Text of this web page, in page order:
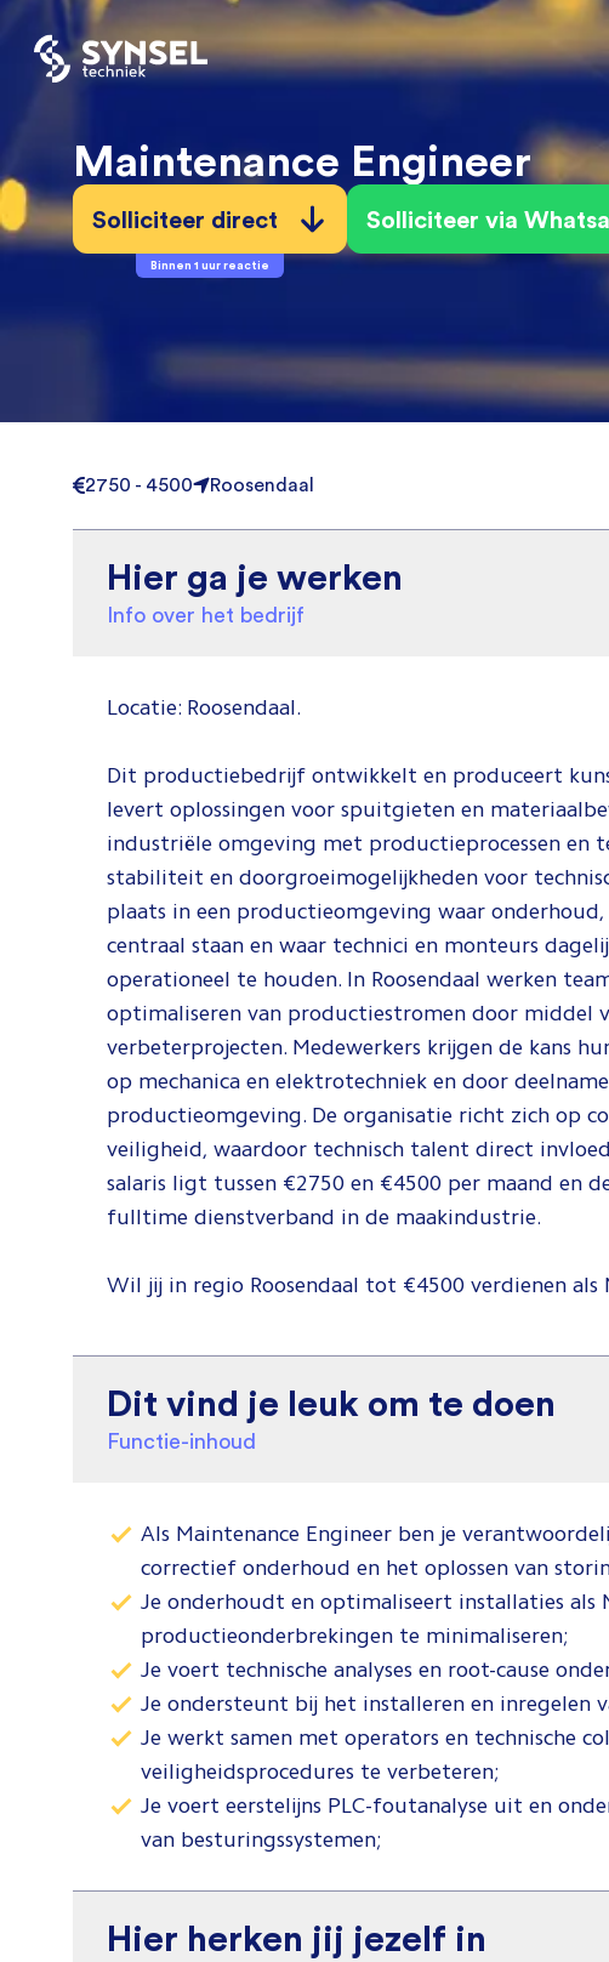
Maintenance Engineer
Solliciteer direct
Binnen 1 uur reactie
Solliciteer via
2750 - 4500 Roosendaal
Hier ga je werken
Info over het bedrijf
Locatie: Roosendaal.
Dit productiebedrijf ontwikkelt en produceert
levert oplossingen voor spuitgieten en
industriële omgeving met productieprocessen en
stabiliteit en doorgroeimogelijkheden voor
plaats in een productieomgeving waar
centraal staan en waar technici en monteurs
operationeel te houden. In Roosendaal werken
optimaliseren van productiestromen door middel
verbeterprojecten. Medewerkers krijgen de kans
op mechanica en elektrotechniek en door
productieomgeving. De organisatie richt zich op
veiligheid, waardoor technisch talent direct
salaris ligt tussen €2750 en €4500 per maand en
fulltime dienstverband in de maakindustrie.
Wil jij in regio Roosendaal tot €4500 verdienen
Dit vind je leuk om te doen
Functie-inhoud
Als Maintenance Engineer ben je
correctief onderhoud en het oplossen van
Je onderhoudt en optimaliseert installaties als
productieonderbrekingen te minimaliseren;
Je voert technische analyses en root-cause
Je ondersteunt bij het installeren en inregelen
Je werkt samen met operators en technische
veiligheidsprocedures te verbeteren;
Je voert eerstelijns PLC-foutanalyse uit en
van besturingssystemen;
Hier herken jij jezelf in